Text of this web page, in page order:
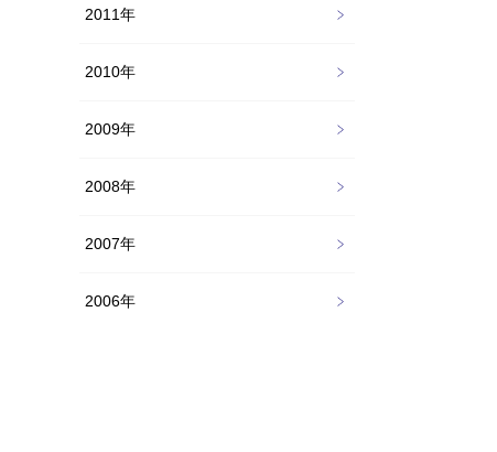
2011年
2010年
2009年
2008年
2007年
2006年